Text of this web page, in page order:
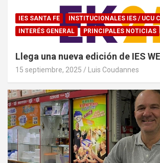
IES SANTA FE
INSTITUCIONALES IES / UCU
INTERÉS GENERAL
PRINCIPALES NOTICIAS
Llega una nueva edición de IES
15 septiembre, 2025 Luis Coudannes